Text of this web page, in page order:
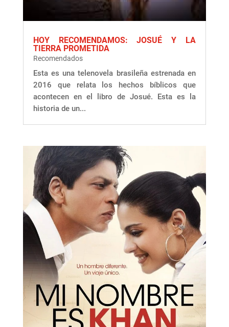
HOY RECOMENDAMOS: JOSUÉ Y LA
TIERRA PROMETIDA
Recomendados
Esta es una telenovela brasileña estrenada en
2016 que relata los hechos bíblicos que
acontecen en el libro de Josué. Esta es la
historia de un...